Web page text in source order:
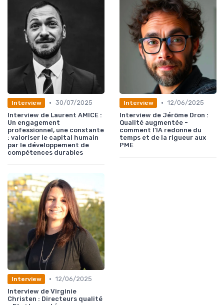
Interview • 30/07/2025
Interview de Laurent AMICE :
Un engagement
professionnel, une constante
: valoriser le capital humain
par le développement de
compétences durables
Interview • 12/06/2025
Interview de Jérôme Dron :
Qualité augmentée -
comment l’IA redonne du
temps et de la rigueur aux
PME
Interview • 12/06/2025
Interview de Virginie
Christen : Directeurs qualité